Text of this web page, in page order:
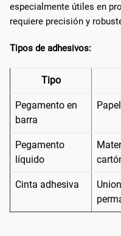
especialmente útiles en
requiere precisión y
Tipos de adhesivos:
Tipo
Pegamento en
barra
Pegamento
líquido
Cinta adhesiva